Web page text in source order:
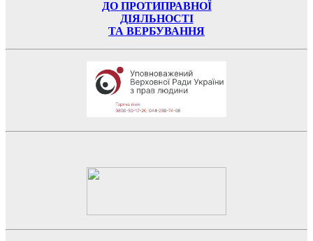
ДО ПРОТИПРАВНОЇ
ДІЯЛЬНОСТІ
ТА ВЕРБУВАННЯ